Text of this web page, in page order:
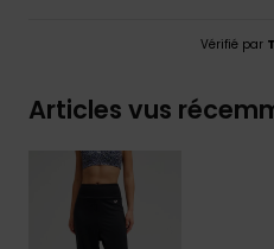
Vérifié par
Articles vus